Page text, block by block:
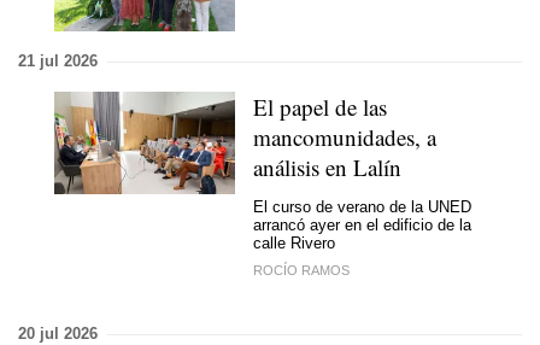
21 jul 2026
El papel de las
mancomunidades, a
análisis en Lalín
El curso de verano de la UNED
arrancó ayer en el edificio de la
calle Rivero
ROCÍO RAMOS
20 jul 2026